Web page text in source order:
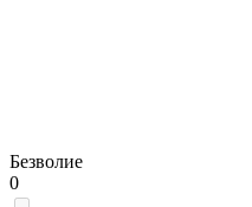
Безволие
0